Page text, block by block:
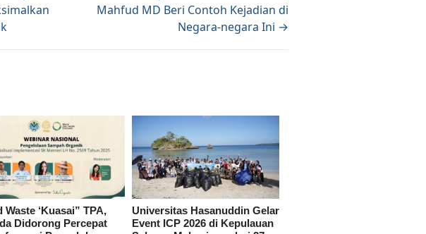
Mahfud MD Beri Contoh Kejadian di
Negara-negara Ini →
Waste ‘Kuasai” TPA,
Didorong Percepat
Universitas Hasanuddin Gelar
Event ICP 2026 di Kepulauan